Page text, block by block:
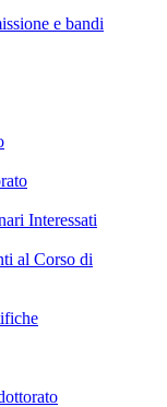
e bandi
Interessati
al Corso di